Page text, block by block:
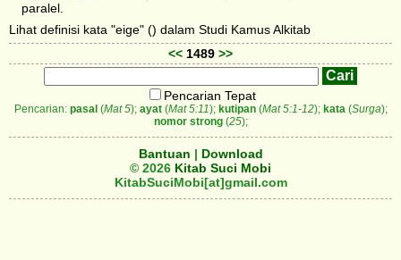
paralel.
Lihat definisi kata "eige" () dalam Studi Kamus Alkitab
<< 1489 >>
Pencarian Tepat
Pencarian: pasal (Mat 5); ayat(Mat 5:11); kutipan(Mat 5:1-12); kata(Surga);
nomor strong(25);
Bantuan | Download
© 2026 Kitab Suci Mobi
KitabSuciMobi[at]gmail.com